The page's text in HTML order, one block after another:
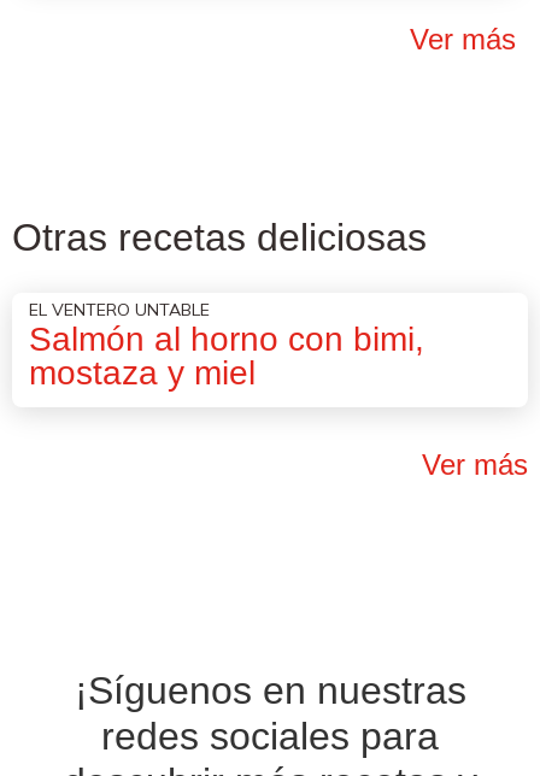
Ver más
Otras recetas deliciosas
EL VENTERO UNTABLE
Salmón al horno con bimi,
mostaza y miel
Ver más
¡Síguenos en nuestras
redes sociales para